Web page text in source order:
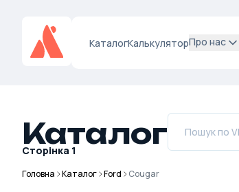
КаталогКалькуляторПро нас
Каталог
Сторінка 1
Головна Каталог Ford Cougar